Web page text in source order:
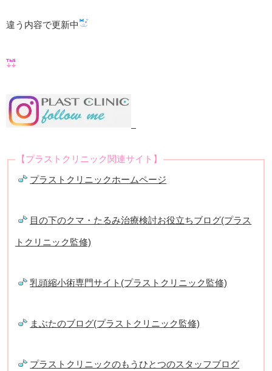
違う内容で更新中
【プラストクリニック関連サイト】
プラストクリニックホームページ
目の下のクマ・たるみ治療検討お役立ちブログ(プラス
トクリニック監修)
乳頭縮小術専門サイト(プラストクリニック監修)
まぶたのブログ(プラストクリニック監修)
プラストクリニックのもうひとつのスタッフブログ